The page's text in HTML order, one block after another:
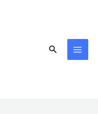
Rechercher